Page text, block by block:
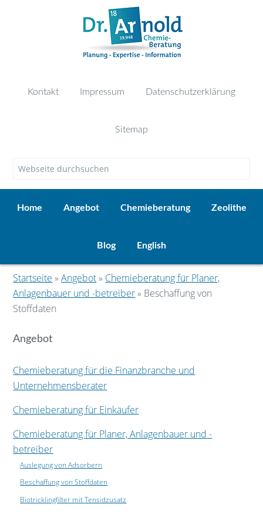
Kontakt Impressum Datenschutzerklärung
Sitemap
Home Angebot Chemieberatung Zeolithe
Blog English
Startseite »Angebot» Chemieberatung für Planer,
Anlagenbauer und -betreiber» Beschaffung von
Stoffdaten
Angebot
Chemieberatung für die Finanzbranche und
Unternehmensberater
Chemieberatung für Einkäufer
Chemieberatung für Planer, Anlagenbauer und -
betreiber
Auslegung von Adsorbern
Beschaffung von Stoffdaten
Biotricklingfilter mit Tensidzusatz